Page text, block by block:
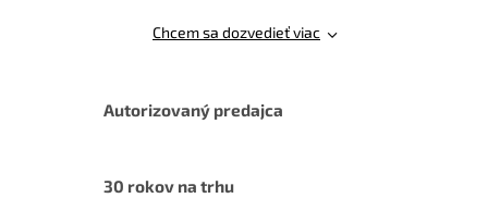
Chcem sa dozvedieť viac
Autorizovaný predajca
30 rokov na trhu